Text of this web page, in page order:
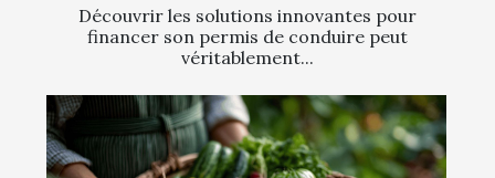
Découvrir les solutions innovantes pour
financer son permis de conduire peut
véritablement...